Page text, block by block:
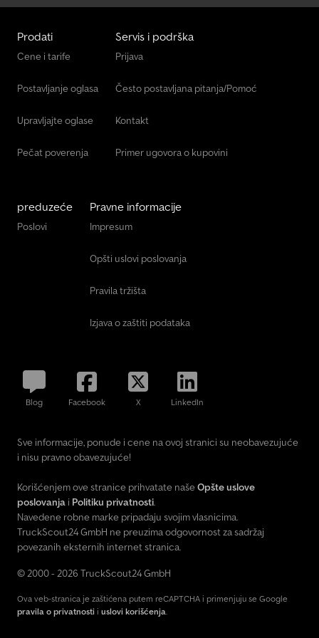
Prodati
Cene i tarife
Postavljanje oglasa
Upravljajte oglase
Pečat poverenja
Servis i podrška
Prijava
Često postavljana pitanja/Pomoć
Kontakt
Primer ugovora o kupovini
preduzeće
Poslovi
Pravne informacije
Impresum
Opšti uslovi poslovanja
Pravila tržišta
Izjava o zaštiti podataka
Blog Facebook X LinkedIn
Sve informacije, ponude i cene na ovoj stranici su neobavezujuće
i nisu pravno obavezujuće!
Korišćenjem ove stranice prihvatate naše Opšte uslove
poslovanja i Politiku privatnosti.
Navedene robne marke pripadaju svojim vlasnicima.
TruckScout24 GmbH ne preuzima odgovornost za sadržaj
povezanih eksternih internet stranica.
© 2000 - 2026 TruckScout24 GmbH
Ova veb-stranica je zaštićena putem reCAPTCHA i primenjuju se Google
pravila o privatnosti i uslovi korišćenja.